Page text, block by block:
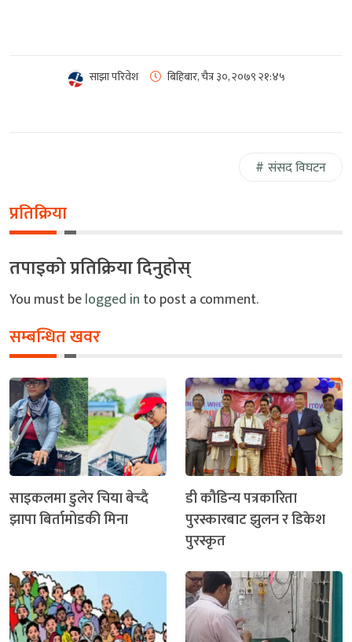
साझा परिवेश बिहिबार, चैत्र ३०, २०७९२१:४५
संसद विघटन
प्रतिक्रिया
तपाइको प्रतिक्रिया दिनुहोस्
You must belogged in to post a comment.
सम्बन्धित खवर
साइकलमा डुलेर चिया बेच्दै
झापा बिर्तामोडकी मिना
डी कौडिन्य पत्रकारिता
पुरस्कारबाट झुलन र डिकेश
पुरस्कृत